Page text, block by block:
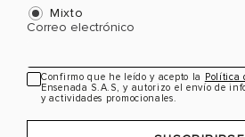
Mixto
Correo electrónico
Confirmo que he leído y acepto la Política
Ensenada S.A.S, y autorizo el envío de
y actividades promocionales.